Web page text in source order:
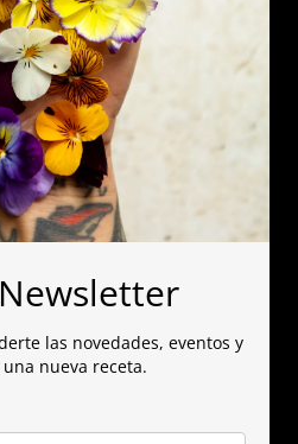
las novedades, eventos y
nueva receta.